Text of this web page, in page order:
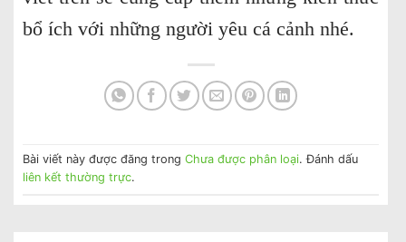
bổ ích với những người yêu cá cảnh nhé.
Bài viết này được đăng trong Chưa được phân loại. Đánh dấu
liên kết thường trực.